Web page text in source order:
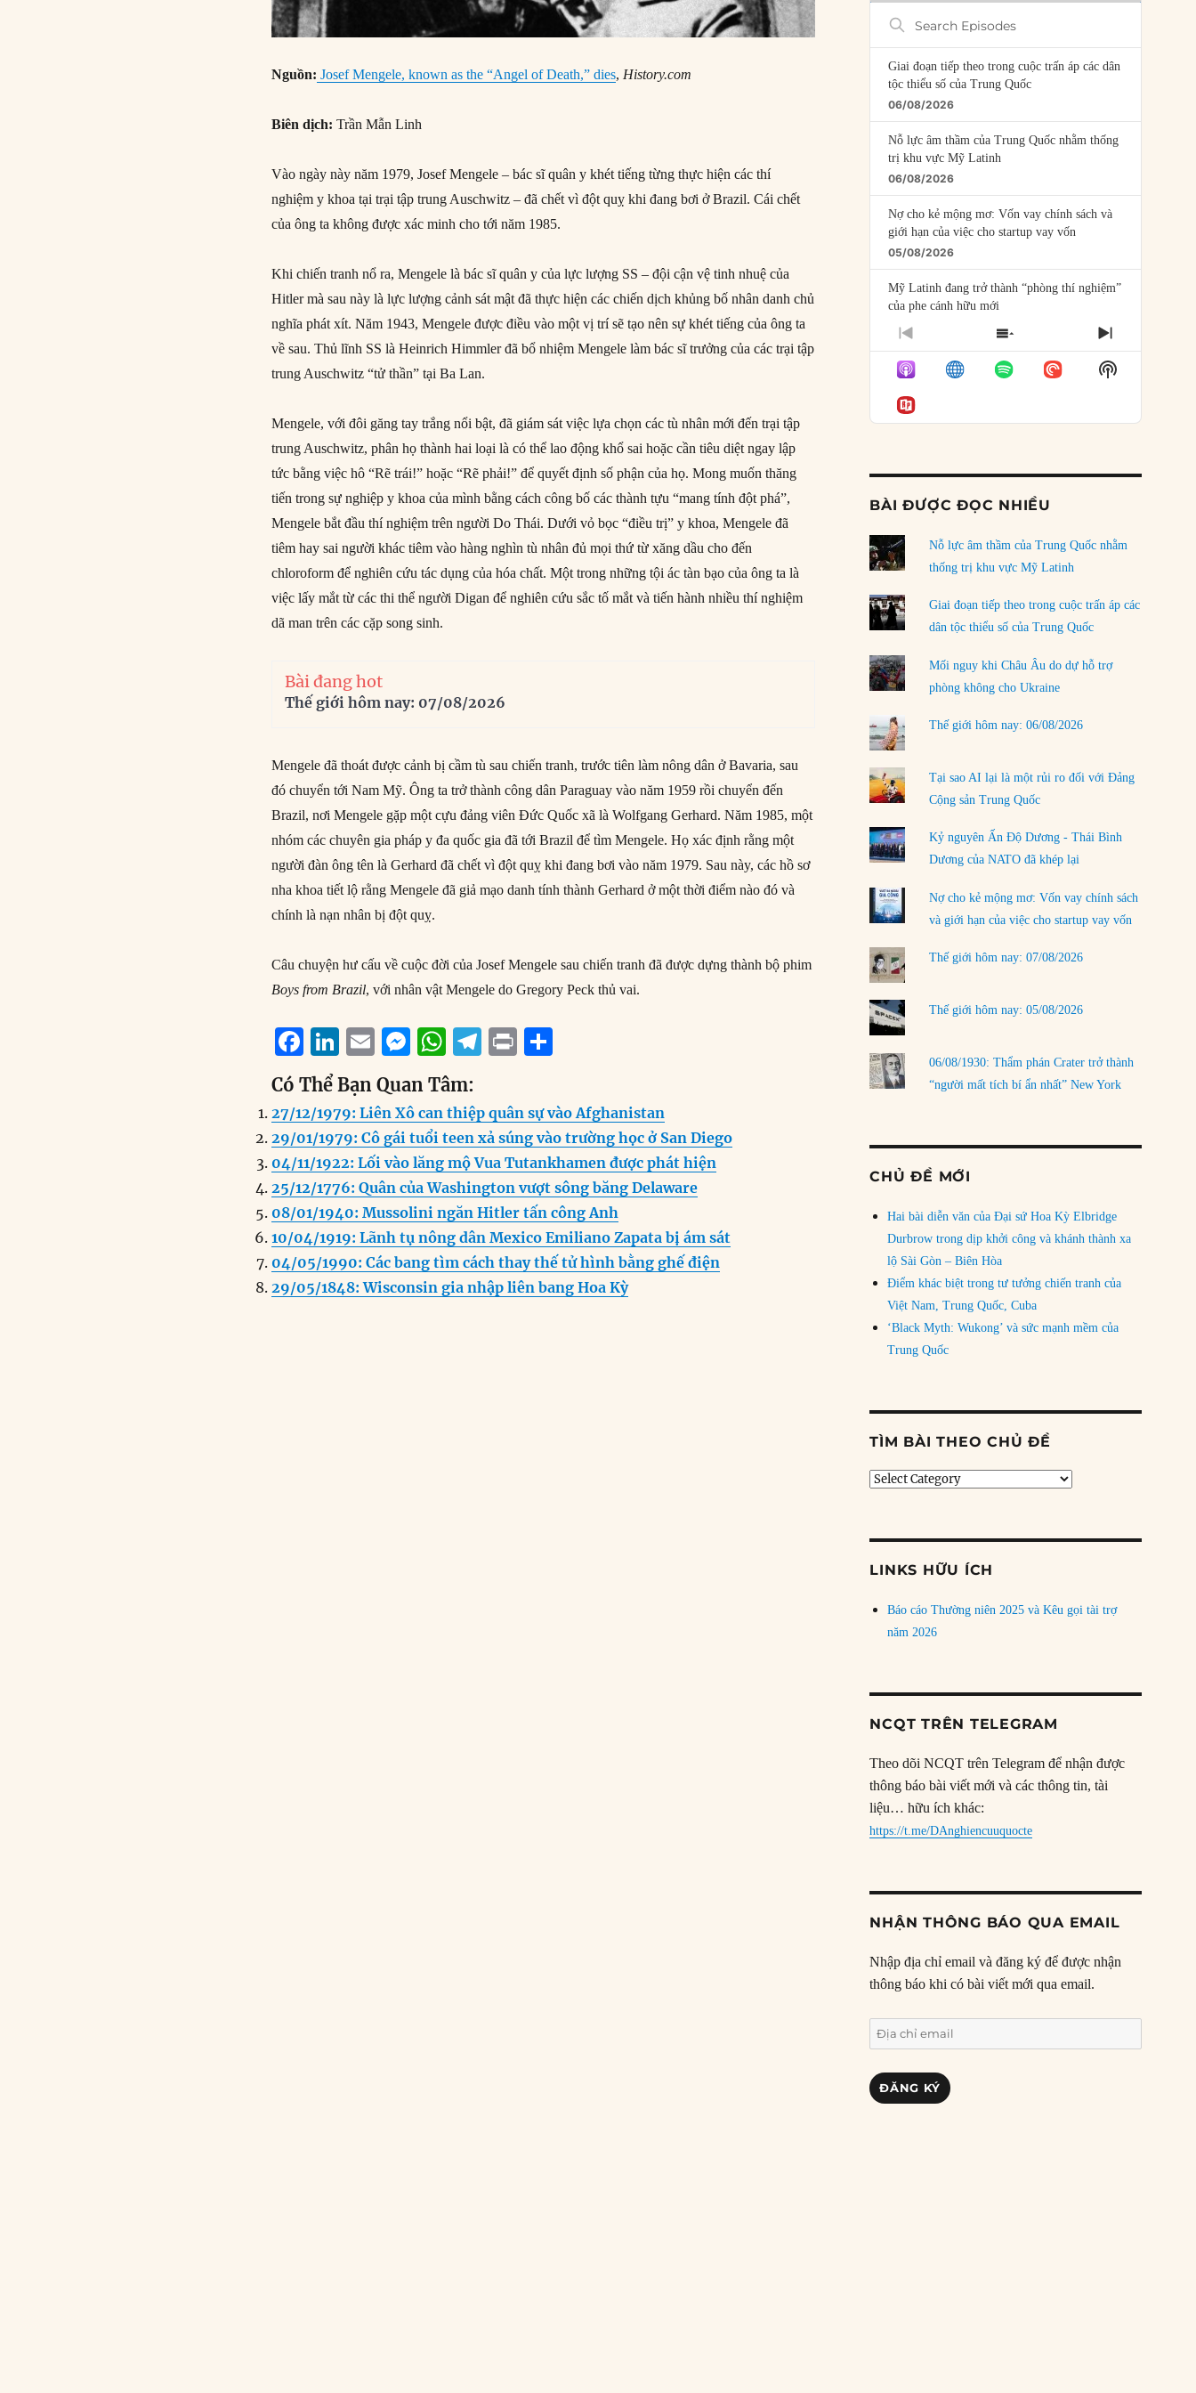
Nguồn: Josef Mengele, known as the “Angel of Death,” dies, History.com
Biên dịch: Trần Mẫn Linh
Vào ngày này năm 1979, Josef Mengele – bác sĩ quân y khét tiếng từng thực hiện các thí
nghiệm y khoa tại trại tập trung Auschwitz – đã chết vì đột quỵ khi đang bơi ở Brazil. Cái chết
của ông ta không được xác minh cho tới năm 1985.
Khi chiến tranh nổ ra, Mengele là bác sĩ quân y của lực lượng SS – đội cận vệ tinh nhuệ của
Hitler mà sau này là lực lượng cảnh sát mật đã thực hiện các chiến dịch khủng bố nhân danh chủ
nghĩa phát xít. Năm 1943, Mengele được điều vào một vị trí sẽ tạo nên sự khét tiếng của ông ta
về sau. Thủ lĩnh SS là Heinrich Himmler đã bổ nhiệm Mengele làm bác sĩ trưởng của các trại tập
trung Auschwitz “tử thần” tại Ba Lan.
Mengele, với đôi găng tay trắng nổi bật, đã giám sát việc lựa chọn các tù nhân mới đến trại tập
trung Auschwitz, phân họ thành hai loại là có thể lao động khổ sai hoặc cần tiêu diệt ngay lập
tức bằng việc hô “Rẽ trái!” hoặc “Rẽ phải!” để quyết định số phận của họ. Mong muốn thăng
tiến trong sự nghiệp y khoa của mình bằng cách công bố các thành tựu “mang tính đột phá”,
Mengele bắt đầu thí nghiệm trên người Do Thái. Dưới vỏ bọc “điều trị” y khoa, Mengele đã
tiêm hay sai người khác tiêm vào hàng nghìn tù nhân đủ mọi thứ từ xăng dầu cho đến
chloroform để nghiên cứu tác dụng của hóa chất. Một trong những tội ác tàn bạo của ông ta là
việc lấy mắt từ các thi thể người Digan để nghiên cứu sắc tố mắt và tiến hành nhiều thí nghiệm
dã man trên các cặp song sinh.
Bài đang hot
Thế giới hôm nay: 07/08/2026
Mengele đã thoát được cảnh bị cầm tù sau chiến tranh, trước tiên làm nông dân ở Bavaria, sau
đó chuyển tới Nam Mỹ. Ông ta trở thành công dân Paraguay vào năm 1959 rồi chuyển đến
Brazil, nơi Mengele gặp một cựu đảng viên Đức Quốc xã là Wolfgang Gerhard. Năm 1985, một
nhóm các chuyên gia pháp y đa quốc gia đã tới Brazil để tìm Mengele. Họ xác định rằng một
người đàn ông tên là Gerhard đã chết vì đột quỵ khi đang bơi vào năm 1979. Sau này, các hồ sơ
nha khoa tiết lộ rằng Mengele đã giả mạo danh tính thành Gerhard ở một thời điểm nào đó và
chính là nạn nhân bị đột quỵ.
Câu chuyện hư cấu về cuộc đời của Josef Mengele sau chiến tranh đã được dựng thành bộ phim
Boys from Brazil, với nhân vật Mengele do Gregory Peck thủ vai.
F
a
c
e
b
o
o
k
Li
n
k
e
d
I
n
E
m
ai
l
M
ss
e
n
g
er
W
h
at
s
A
p
p
T
g
r
a
m
P
t
a
re
Có Thể Bạn Quan Tâm:
27/12/1979: Liên Xô can thiệp quân sự vào Afghanistan
29/01/1979: Cô gái tuổi teen xả súng vào trường học ở San Diego
04/11/1922: Lối vào lăng mộ Vua Tutankhamen được phát hiện
25/12/1776: Quân của Washington vượt sông băng Delaware
08/01/1940: Mussolini ngăn Hitler tấn công Anh
10/04/1919: Lãnh tụ nông dân Mexico Emiliano Zapata bị ám sát
04/05/1990: Các bang tìm cách thay thế tử hình bằng ghế điện
29/05/1848: Wisconsin gia nhập liên bang Hoa Kỳ
Search
Episodes
Giai đoạn tiếp theo trong cuộc trấn áp các dân
tộc thiểu số của Trung Quốc
06/08/2026
Nỗ lực âm thầm của Trung Quốc nhằm thống
trị khu vực Mỹ Latinh
06/08/2026
Nợ cho kẻ mộng mơ: Vốn vay chính sách và
giới hạn của việc cho startup vay vốn
05/08/2026
Mỹ Latinh đang trở thành “phòng thí nghiệm”
của phe cánh hữu mới
04/08/2026
Tại sao Trung Quốc phủ nhận cuộc gặp với
Ngoại trưởng Nhật Bản?
04/08/2026
03/08/2026
Đặt cược vào thất bại: Các quỹ đầu tư mạo
rủi ro
02/08/2026
Làm thế nào để kết thúc Chiến tranh Iran?
01/08/2026
Chiến lược kế tiếp của Bắc Kinh ở Biển Đông
31/07/2026
Trật tự thế giới mới: Các nước nhỏ sẽ luôn
phải chịu đựng?
30/07/2026
LOAD MORE
PREVIOUS
EPISODE
SHOW
EPISODES
LIST
NEXT
EPISODE
Show
Podcast
BÀI ĐƯỢC ĐỌC NHIỀU
Nỗ lực âm thầm của Trung Quốc nhằm
thống trị khu vực Mỹ Latinh
Giai đoạn tiếp theo trong cuộc trấn áp các
dân tộc thiểu số của Trung Quốc
Mối nguy khi Châu Âu do dự hỗ trợ
phòng không cho Ukraine
Thế giới hôm nay: 06/08/2026
Tại sao AI lại là một rủi ro đối với Đảng
Cộng sản Trung Quốc
Kỷ nguyên Ấn Độ Dương - Thái Bình
Dương của NATO đã khép lại
Nợ cho kẻ mộng mơ: Vốn vay chính sách
và giới hạn của việc cho startup vay vốn
Thế giới hôm nay: 07/08/2026
Thế giới hôm nay: 05/08/2026
06/08/1930: Thẩm phán Crater trở thành
“người mất tích bí ẩn nhất” New York
CHỦ ĐỀ MỚI
Hai bài diễn văn của Đại sứ Hoa Kỳ Elbridge
Durbrow trong dịp khởi công và khánh thành xa
lộ Sài Gòn – Biên Hòa
Điểm khác biệt trong tư tưởng chiến tranh của
Việt Nam, Trung Quốc, Cuba
‘Black Myth: Wukong’ và sức mạnh mềm của
Trung Quốc
TÌM BÀI THEO CHỦ ĐỀ
Tìm
chủ
LINKS HỮU ÍCH
Báo cáo Thường niên 2025 và Kêu gọi tài trợ
năm 2026
NCQT TRÊN TELEGRAM
Theo dõi NCQT trên Telegram để nhận được
thông báo bài viết mới và các thông tin, tài
liệu… hữu ích khác:
https://t.me/DAnghiencuuquocte
NHẬN THÔNG BÁO QUA EMAIL
Nhập địa chỉ email và đăng ký để được nhận
thông báo khi có bài viết mới qua email.
Địa
chỉ
email
ĐĂNG KÝ